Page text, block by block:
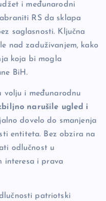
i međunarodni
RS da sklapa
saglasnosti. Ključna
nad zaduživanjem, kako
koja bi mogla
BiH.
volju i međunarodnu
narušile ugled i
dovelo do smanjenja
entiteta. Bez obzira na
odlučnost u
interesa i prava
patriotski